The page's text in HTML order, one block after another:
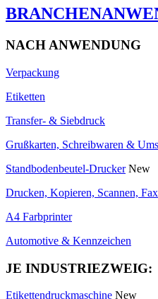
NACH ANWENDUNG
Verpackung
Etiketten
Transfer- & Siebdruck
Grußkarten, Schreibwaren &
Standbodenbeutel-Drucker New
Drucken, Kopieren, Scannen,
A4 Farbprinter
Automotive & Kennzeichen
JE INDUSTRIEZWEIG:
Etikettendruckmaschine New